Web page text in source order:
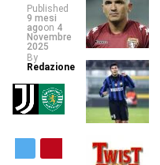
Published
9 mesi
agoon 4
Novembre
2025
By
Redazione